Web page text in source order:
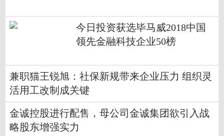
今日投资获选毕马威2018中国
领先金融科技企业50榜
兼职猫王锐旭：社保新规带来企业压力 组织灵
活用工改制成关键
金诚控股进行配售，母公司金诚集团欲引入战
略股东增强实力